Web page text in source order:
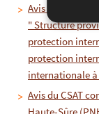
Avis du CSAT
" Structure
protection
protection
internationale
Avis du CSAT